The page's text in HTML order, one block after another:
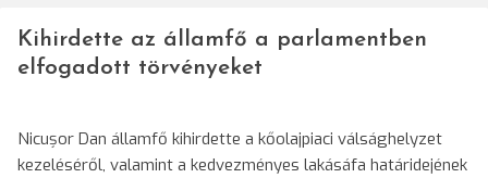
Kihirdette az államfő a parlamentben
elfogadott törvényeket
Nicușor Dan államfő kihirdette a kőolajpiaci válsághelyzet
kezeléséről, valamint a kedvezményes lakásáfa határidejének